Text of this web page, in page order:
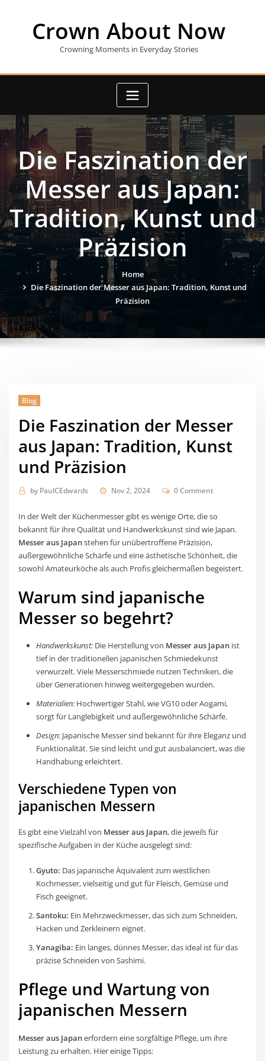
Crown About Now
Crowning Moments in Everyday Stories
Die Faszination der
Messer aus Japan:
Tradition, Kunst und
Präzision
Home
Die Faszination der Messer aus Japan: Tradition, Kunst und
Präzision
Blog
Die Faszination der Messer
aus Japan: Tradition, Kunst
und Präzision
by PaulCEdwards Nov 2, 2024 0 Comment
In der Welt der Küchenmesser gibt es wenige Orte, die so
bekannt für ihre Qualität und Handwerkskunst sind wie Japan.
Messer aus Japanstehen für unübertroffene Präzision,
außergewöhnliche Schärfe und eine ästhetische Schönheit, die
sowohl Amateurköche als auch Profis gleichermaßen begeistert.
Warum sind japanische
Messer so begehrt?
Handwerkskunst:Die Herstellung von Messer aus Japanist
tief in der traditionellen japanischen Schmiedekunst
verwurzelt. Viele Messerschmiede nutzen Techniken, die
über Generationen hinweg weitergegeben wurden.
Materialien:Hochwertiger Stahl, wie VG10 oder Aogami,
sorgt für Langlebigkeit und außergewöhnliche Schärfe.
Design:Japanische Messer sind bekannt für ihre Eleganz und
Funktionalität. Sie sind leicht und gut ausbalanciert, was die
Handhabung erleichtert.
Verschiedene Typen von
japanischen Messern
Es gibt eine Vielzahl von Messer aus Japan, die jeweils für
spezifische Aufgaben in der Küche ausgelegt sind:
Gyuto: Das japanische Äquivalent zum westlichen
Kochmesser, vielseitig und gut für Fleisch, Gemüse und
Fisch geeignet.
Santoku: Ein Mehrzweckmesser, das sich zum Schneiden,
Hacken und Zerkleinern eignet.
Yanagiba: Ein langes, dünnes Messer, das ideal ist für das
präzise Schneiden von Sashimi.
Pflege und Wartung von
japanischen Messern
Messer aus Japanerfordern eine sorgfältige Pflege, um ihre
Leistung zu erhalten. Hier einige Tipps: